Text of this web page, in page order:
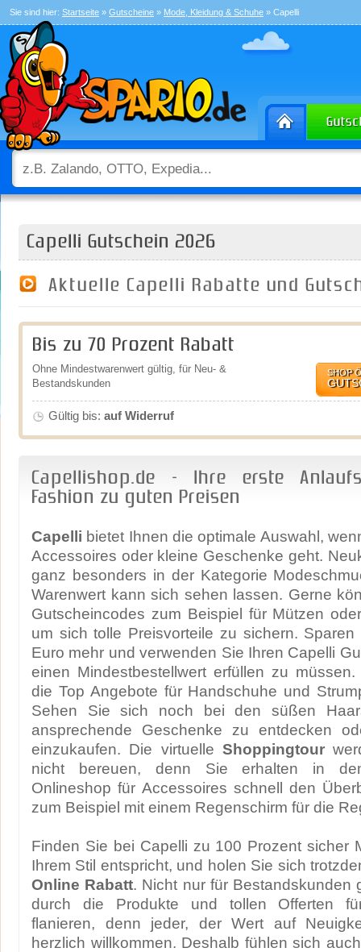
Sie sind hier: Startseite » Gutscheine » Mode, Kleidung & Schuhe » Capelli
Capelli Gutschein 2026
Aktuelle Capelli Rabatte und
Bis zu 70 Prozent Rabatt
Ohne Mindestwarenwert gültig, für Neu- &
Bestandskunden
SHOP
Gültig bis: auf Widerruf
Capellishop.de - Ihre erste
Fashion zu guten Preisen
Capelli bietet Ihnen die optimale Auswahl,
Accessoires oder kleine Geschenke geht.
ganz besonders in der Kategorie
Warenwert kann sich sehen lassen. Gerne
Gutscheincodes zum Beispiel für Mützen
um sich tolle Preisvorteile zu sichern.
Euro mehr und verwenden Sie Ihren Capelli
einen Mindestbestellwert erfüllen zu
die Top Angebote für Handschuhe und
Sehen Sie sich noch bei den süßen
ansprechende Geschenke zu entdecken
einzukaufen. Die virtuelle Shoppingtour
nicht bereuen, denn Sie erhalten in
Onlineshop für Accessoires schnell den
zum Beispiel mit einem Regenschirm für die
Finden Sie bei Capelli zu 100 Prozent sicher
Ihrem Stil entspricht, und holen Sie sich
Online Rabatt. Nicht nur für Bestandskunden
durch die Produkte und tollen Offerten
flanieren, denn jeder, der Wert auf
herzlich willkommen. Deshalb fühlen sich